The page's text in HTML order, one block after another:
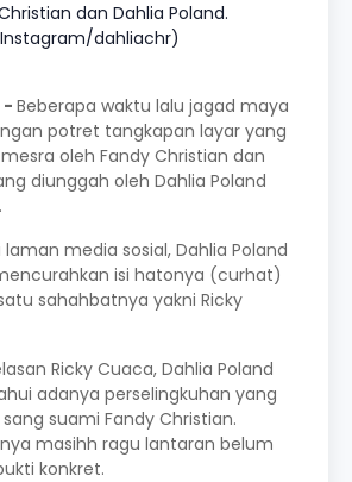
dan Dahlia Poland.
dahliachr)
-Beberapa waktu lalu jagad maya
potret tangkapan layar yang
mesra oleh Fandy Christian dan
diunggah oleh Dahlia Poland
media sosial, Dahlia Poland
isi hatonya (curhat)
sahahbatnya yakni Ricky
Ricky Cuaca, Dahlia Poland
adanya perselingkuhan yang
suami Fandy Christian.
masihh ragu lantaran belum
konkret.